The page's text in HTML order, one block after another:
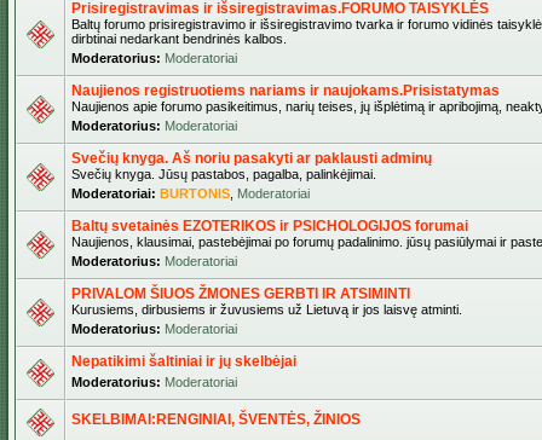
Prisiregistravimas ir išsiregistravimas.FORUMO TAISYKLĖS
Baltų forumo prisiregistravimo ir išsiregistravimo tvarka ir forumo vidinės
dirbtinai nedarkant bendrinės kalbos.
Moderatorius: Moderatoriai
Naujienos registruotiems nariams ir naujokams.Prisistatymas
Naujienos apie forumo pasikeitimus, narių teises, jų išplėtimą ir apribojimą,
Moderatorius: Moderatoriai
Svečių knyga. Aš noriu pasakyti ar paklausti adminų
Svečių knyga. Jūsų pastabos, pagalba, palinkėjimai.
Moderatoriai: BURTONIS Moderatoriai
Baltų svetainės EZOTERIKOS ir PSICHOLOGIJOS forumai
Naujienos, klausimai, pastebėjimai po forumų padalinimo. jūsų pasiūlymai ir
Moderatorius: Moderatoriai
PRIVALOM ŠIUOS ŽMONES GERBTI IR ATSIMINTI
Kurusiems, dirbusiems ir žuvusiems už Lietuvą ir jos laisvę atminti.
Moderatorius: Moderatoriai
Nepatikimi šaltiniai ir jų skelbėjai
Moderatorius: Moderatoriai
SKELBIMAI:RENGINIAI, ŠVENTĖS, ŽINIOS